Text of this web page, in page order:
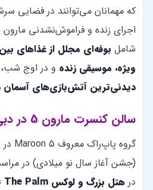
که مهمانان می‌توانند در فضایی
شامل بوفه‌ای مجلل از غذاهای
ویژه، موسیقی زنده و در اوج
دیدنی‌ترین آتش‌بازی‌های آسمان
سالن کنسرت مارون 5 در دبی
(جشن آغاز سال نو میلادی) در
در هتل بزرگ و لوکس Atlantis The Palm در پالم جمیرا